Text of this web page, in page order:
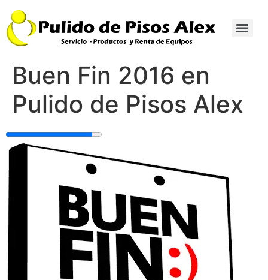
Buen Fin 2016 en
Pulido de Pisos Alex